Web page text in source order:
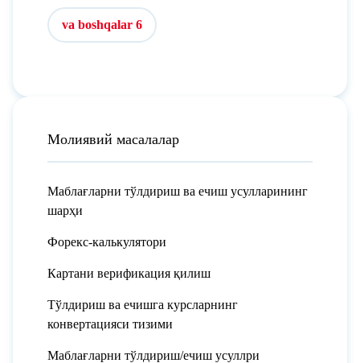
va boshqalar 6
Молиявий масалалар
Маблағларни тўлдириш ва ечиш усулларининг
шарҳи
Форекс-калькулятори
Картани верификация қилиш
Тўлдириш ва ечишга курсларнинг
конвертацияси тизими
Маблағларни тўлдириш/ечиш усуллри